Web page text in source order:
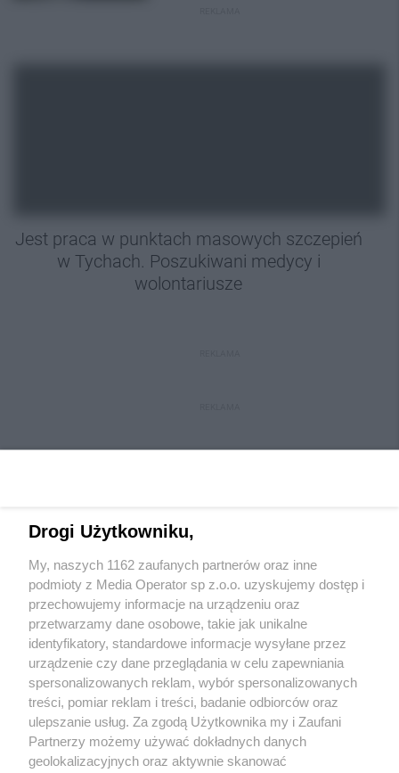
Jest praca w punktach masowych szczepień
w Tychach. Poszukiwani medycy i
wolontariusze
Wydawca mediówlokalnych
Nie zapomnij
zapoznać się z:
polityką prywatności regulamin korzystania z portali
Twojemiasto
Piekary Śląskie
Chorzów
Skontakuj sięz nami
Kontakt
Wydawca
Drogi Użytkowniku,
My, naszych 1162 zaufanych partnerów oraz inne
podmioty z Media Operator sp z.o.o. uzyskujemy dostęp i
przechowujemy informacje na urządzeniu oraz
przetwarzamy dane osobowe, takie jak unikalne
identyfikatory, standardowe informacje wysyłane przez
urządzenie czy dane przeglądania w celu zapewniania
spersonalizowanych reklam, wybór spersonalizowanych
treści, pomiar reklam i treści, badanie odbiorców oraz
ulepszanie usług. Za zgodą Użytkownika my i Zaufani
Partnerzy możemy używać dokładnych danych
geolokalizacyjnych oraz aktywnie skanować